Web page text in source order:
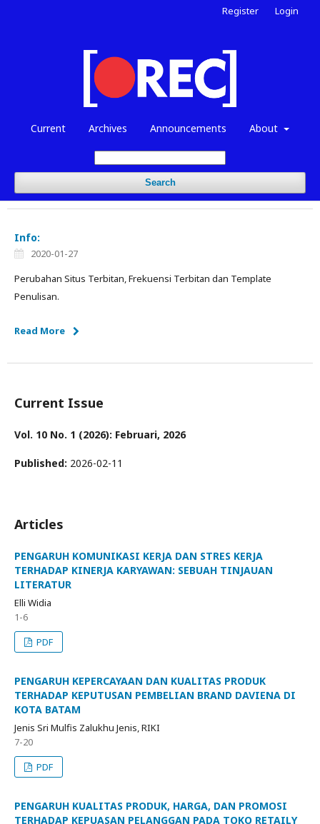
Current Archives Announcements About
Search
Register Login
Info:
2020-01-27
Perubahan Situs Terbitan, Frekuensi Terbitan dan Template
Penulisan.
Read More
Current Issue
Vol. 10 No. 1 (2026): Februari, 2026
Published: 2026-02-11
Articles
PENGARUH KOMUNIKASI KERJA DAN STRES KERJA
TERHADAP KINERJA KARYAWAN: SEBUAH TINJAUAN
LITERATUR
Elli Widia
1-6
PDF
PENGARUH KEPERCAYAAN DAN KUALITAS PRODUK
TERHADAP KEPUTUSAN PEMBELIAN BRAND DAVIENA DI
KOTA BATAM
Jenis Sri Mulfis Zalukhu Jenis, RIKI
7-20
PDF
PENGARUH KUALITAS PRODUK, HARGA, DAN PROMOSI
TERHADAP KEPUASAN PELANGGAN PADA TOKO RETAILY